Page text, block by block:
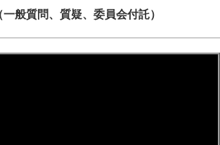
質問、質疑、委員会付託）